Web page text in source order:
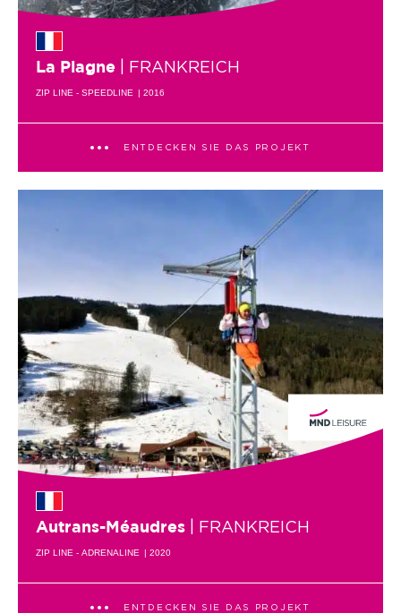
La Plagne | FRANKREICH
ZIP LINE - SPEEDLINE | 2016
ENTDECKEN SIE DAS PROJEKT
Autrans-Méaudres | FRANKREICH
ZIP LINE - ADRENALINE | 2020
ENTDECKEN SIE DAS PROJEKT